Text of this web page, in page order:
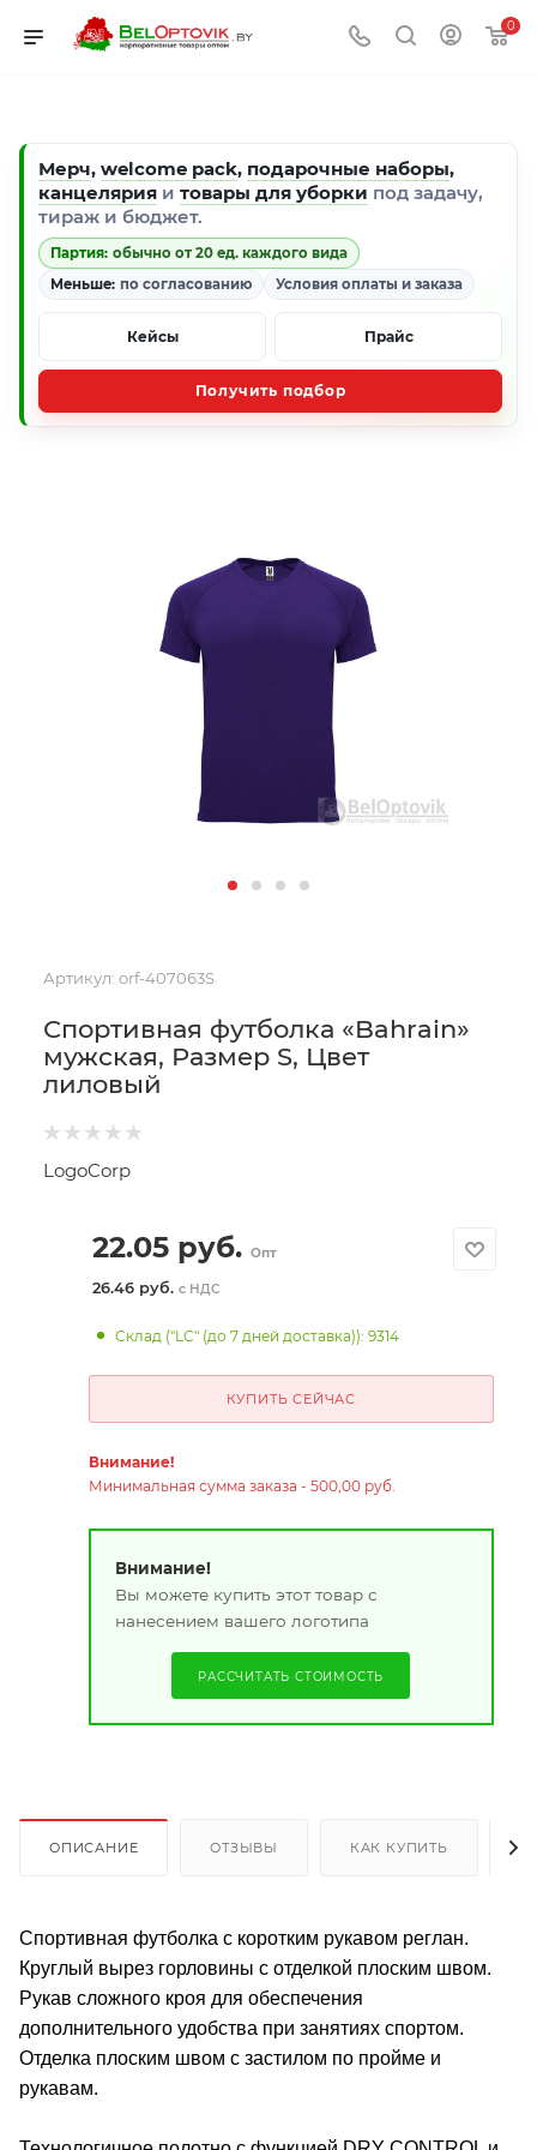
0
Мерч, welcome pack, подарочные наборы,
канцелярия и товары для уборки под задачу,
тираж и бюджет.
Партия: обычно от 20 ед. каждого вида
Меньше: по согласованию Условия оплаты и заказа
Кейсы Прайс
Получить подбор
Артикул: orf-407063S
Спортивная футболка «Bahrain»
мужская, Размер S, Цвет
лиловый
LogoCorp
22.05руб. Опт
26.46 руб. с НДС
Склад ("LC" (до 7 дней доставка)): 9314
КУПИТЬ СЕЙЧАС
Внимание!
Минимальная сумма заказа - 500,00 руб.
Внимание!
Вы можете купить этот товар с
нанесением вашего логотипа
РАССЧИТАТЬ СТОИМОСТЬ
ОПИСАНИЕ ОТЗЫВЫ КАК КУПИТЬ
Спортивная футболка с коротким рукавом реглан.
Круглый вырез горловины с отделкой плоским швом.
Рукав сложного кроя для обеспечения
дополнительного удобства при занятиях спортом.
Отделка плоским швом с застилом по пройме и
рукавам.